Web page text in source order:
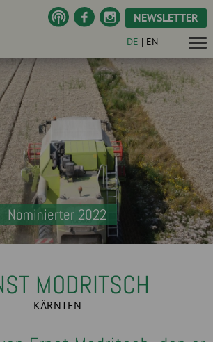
NEWSLETTER
DE | EN
Nominierter 2022
MODRITSCH
KÄRNTEN